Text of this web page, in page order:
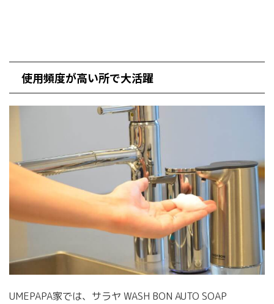
使用頻度が高い所で大活躍
UMEPAPA家では、サラヤ WASH BON AUTO SOAP